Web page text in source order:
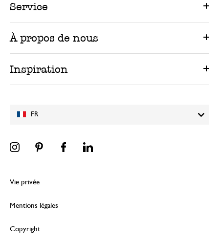
FR
Service
À propos de nous
Inspiration
Vie privée
Mentions légales
Copyright